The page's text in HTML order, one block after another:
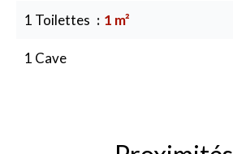
1 Toilettes 1 m²
1 Cave